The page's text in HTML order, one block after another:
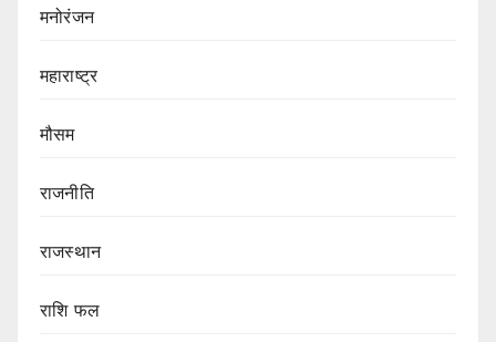
मनोरंजन
महाराष्ट्र
मौसम
राजनीति
राजस्थान
राशि फल